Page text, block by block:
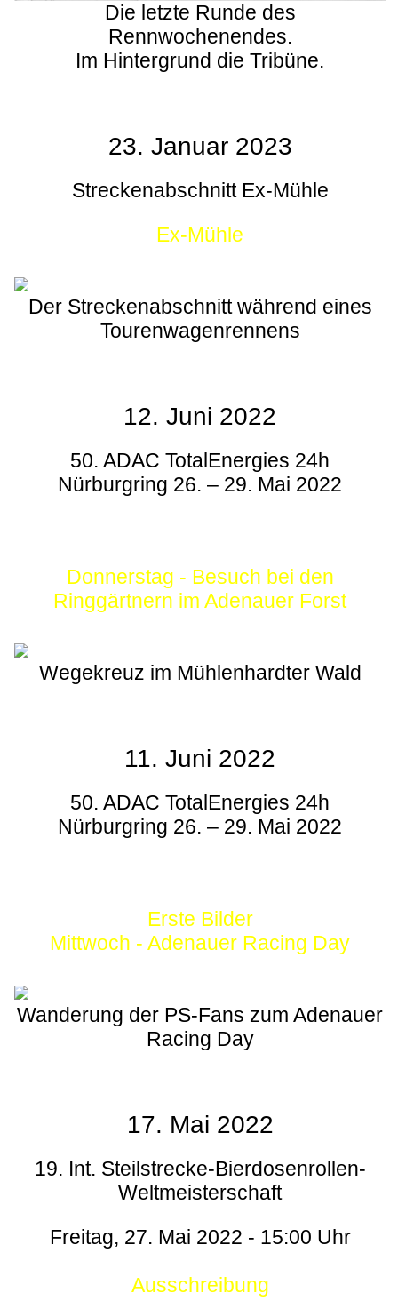
Die letzte Runde des
Rennwochenendes.
Im Hintergrund die Tribüne.
23. Januar 2023
Streckenabschnitt Ex-Mühle
Ex-Mühle
Der Streckenabschnitt während eines
Tourenwagenrennens
12. Juni 2022
50. ADAC TotalEnergies 24h
Nürburgring 26. – 29. Mai 2022
Donnerstag - Besuch bei den
Ringgärtnern im Adenauer Forst
Wegekreuz im Mühlenhardter Wald
11. Juni 2022
50. ADAC TotalEnergies 24h
Nürburgring 26. – 29. Mai 2022
Erste Bilder
Mittwoch - Adenauer Racing Day
Wanderung der PS-Fans zum Adenauer
Racing Day
17. Mai 2022
19. Int. Steilstrecke-Bierdosenrollen-
Weltmeisterschaft
Freitag, 27. Mai 2022 - 15:00 Uhr
Ausschreibung